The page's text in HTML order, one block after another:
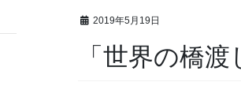
2019年5月19日
「世界の橋